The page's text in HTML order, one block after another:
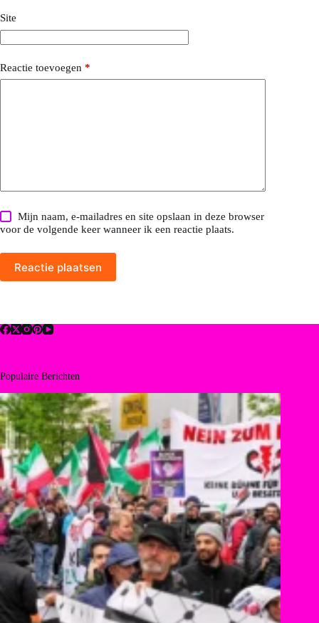
Site
Reactie toevoegen *
Mijn naam, e-mailadres en site opslaan in deze browser
voor de volgende keer wanneer ik een reactie plaats.
Reactie plaatsen
Populaire Berichten